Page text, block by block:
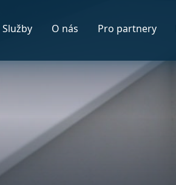
Služby O nás Pro partnery